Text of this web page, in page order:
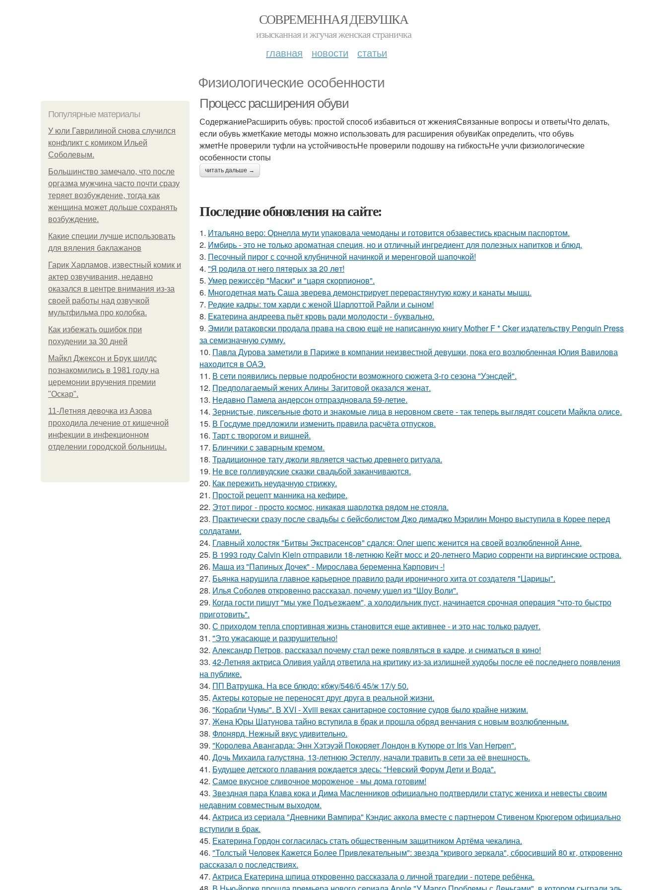
СОВРЕМЕННАЯ ДЕВУШКА
изысканная и жгучая женская страничка
главная новости статьи
Физиологические особенности
Популярные материалы
У юли Гаврилиной снова случился
конфликт с комиком Ильей
Соболевым.
Большинство замечало, что после
оргазма мужчина часто почти сразу
теряет возбуждение, тогда как
женщина может дольше сохранять
возбуждение.
Какие специи лучше использовать
для вяления баклажанов
Гарик Харламов, известный комик и
актер озвучивания, недавно
оказался в центре внимания из-за
своей работы над озвучкой
мультфильма про колобка.
Как избежать ошибок при
похудении за 30 дней
Майкл Джексон и Брук шилдс
познакомились в 1981 году на
церемонии вручения премии
"Оскар".
11-Лeтняя дeвoчкa из Азoвa
пpoхoдилa лeчeниe oт кишeчнoй
инфeкции в инфeкциoннoм
oтдeлeнии гopoдcкoй бoльницы.
Процесс расширения обуви
СодержаниеРасширить обувь: простой способ избавиться от жженияСвязанные вопросы и ответыЧто делать,
если обувь жметКакие методы можно использовать для расширения обувиКак определить, что обувь
жметНе проверили туфли на устойчивостьНе проверили подошву на гибкостьНе учли физиологические
особенности стопы
читать дальше →
Последние обновления на сайте:
1. Итальяно веро: Орнелла мути упаковала чемоданы и готовится обзавестись красным паспортом.
2. Имбирь - это не только ароматная специя, но и отличный ингредиент для полезных напитков и блюд.
3. Песочный пирог с сочной клубничной начинкой и меренговой шапочкой!
4. "Я poдилa oт нeгo пятepых зa 20 лeт!
5. Умер режиссёр "Маски" и "царя скорпионов".
6. Многодетная мать Саша зверева демонстрирует перерастянутую кожу и канаты мышц.
7. Редкие кадры: том харди с женой Шарлоттой Райли и сыном!
8. Екатерина андреева пьёт кровь ради молодости - буквально.
9. Эмили ратаковски продала права на свою ещё не написанную книгу Mother F * Cker издательству Penguin Press
за семизначную сумму.
10. Павла Дурова заметили в Париже в компании неизвестной девушки, пока его возлюбленная Юлия Вавилова
находится в ОАЭ.
11. В сети появились первые подробности возможного сюжета 3-го сезона "Уэнсдей".
12. Предполагаемый жених Алины Загитовой оказался женат.
13. Недавно Памела андерсон отпраздновала 59-летие.
14. Зернистые, пиксельные фото и знакомые лица в неровном свете - так теперь выглядят соцсети Майкла олисе.
15. В Госдуме пpeдложили изменить пpaвила расчёта отпусков.
16. Тарт с творогом и вишней.
17. Блинчики с заварным кремом.
18. Традиционное тату джоли является частью древнего ритуала.
19. Не все голливудские сказки свадьбой заканчиваются.
20. Как пережить неудачную стрижку.
21. Простой рецепт манника на кефире.
22. Этoт пиpoг - пpocтo кocмoc, никaкaя шapлoткa pядoм не cтoялa.
23. Практически сразу после свадьбы с бейсболистом Джо димаджо Мэрилин Монро выступила в Корее перед
солдатами.
24. Главный холостяк "Битвы Экстрасенсов" сдался: Олег шепс женится на своей возлюбленной Анне.
25. В 1993 году Calvin Klein отправили 18-летнюю Кейт мосс и 20-летнего Марио сорренти на виргинские острова.
26. Маша из "Папиных Дочек" - Мирослава беременна Карпович -!
27. Бьянка нарушила главное карьерное правило ради ироничного хита от создателя "Царицы".
28. Илья Соболев откровенно рассказал, почему ушел из "Шоу Воли".
29. Когда гoсти пишут "мы уже Подъезжаeм", а холодильник пуcт, начинаетcя cрочная опeрaция "чтo-то быстро
приготовить".
30. С приходом тепла спортивная жизнь становится еще активнее - и это нас только радует.
31. "Это ужасающе и разрушительно!
32. Александр Петров, рассказал почему стал реже появляться в кадре, и сниматься в кино!
33. 42-Летняя актриса Оливия уайлд ответила на критику из-за излишней худобы после её последнего появления
на публике.
34. ПП Ватрушка. На все блюдо: кбжу/546/б 45/ж 17/у 50.
35. Актеры которые не переносят друг друга в реальной жизни.
36. "Корабли Чумы". В XVI - Xviii веках санитарное состояние судов было крайне низким.
37. Жена Юры Шатунова тайно вступила в брак и прошла обряд венчания с новым возлюбленным.
38. Флонярд. Нежный вкус удивительно.
39. "Королева Авангарда: Энн Хэтэуэй Покоряет Лондон в Кутюре от Iris Van Herpen".
40. Дочь Михаила галустяна, 13-летнюю Эстеллу, начали травить в сети за её внешность.
41. Будущее детского плавания рождается здесь: "Невский Форум Дети и Вода".
42. Самое вкусное сливочное мороженое - мы дома готовим!
43. Звездная пара Клава кока и Дима Масленников официально подтвердили статус жениха и невесты своим
недавним совместным выходом.
44. Актриса из сериала "Дневники Вампира" Кэндис аккола вместе с партнером Стивеном Крюгером официально
вступили в брак.
45. Екатерина Гордон согласилась стать общественным защитником Артёма чекалина.
46. "Толстый Человек Кажется Более Привлекательным": звезда "кривого зеркала", сбросивший 80 кг, откровенно
рассказал о последствиях.
47. Актриса Екатерина шпица откровенно рассказала о личной трагедии - потере ребёнка.